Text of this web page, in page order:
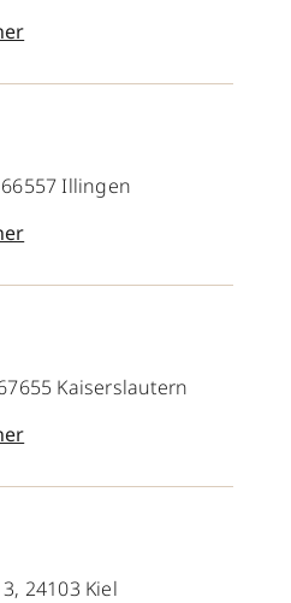
66557 Illingen
Kaiserslautern
24103 Kiel